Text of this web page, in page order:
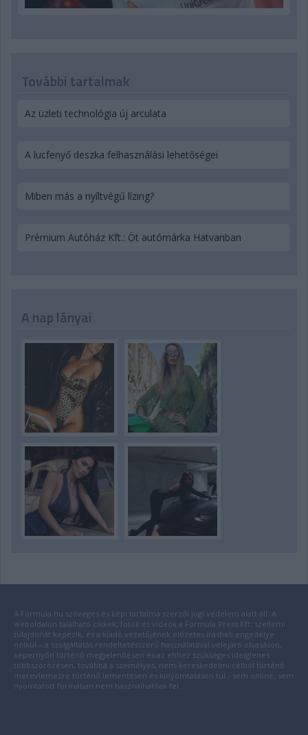
További tartalmak
Az üzleti technológia új arculata
A lucfenyő deszka felhasználási lehetőségei
Miben más a nyíltvégű lízing?
Prémium Autóház Kft.: Öt autómárka Hatvanban
A nap lányai
A Formula.hu szöveges és képi tartalma szerzői jogi védelem alatt áll. A
weboldalon található cikkek, fotók és videók a Formula Press Kft. szellemi
tulajdonát képezik, és a kiadó vezetőjének előzetes írásbeli engedélye
nélkül – a szolgáltatás rendeltetésszerű használatával velejáró olvasáson,
képernyőn történő megjelenítésen és az ehhez szükséges ideiglenes
többszörözésen, továbbá a személyes, nem-kereskedelmi célból történő
merevlemezre történő lementésen és kinyomtatáson túl - sem online, sem
nyomtatott formában nem használhatóak fel.